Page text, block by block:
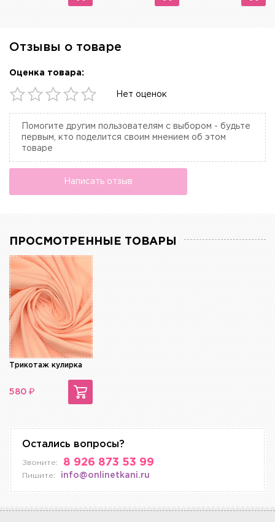
Отзывы о товаре
Оценка товара:
Нет оценок
Помогите другим пользователям с выбором - будьте
первым, кто поделится своим мнением об этом
товаре
Написать отзыв
ПРОСМОТРЕННЫЕ ТОВАРЫ
Трикотаж кулирка
580 ₽
Остались вопросы?
Звоните: 8 926 873 53 99
Пишите: info@onlinetkani.ru